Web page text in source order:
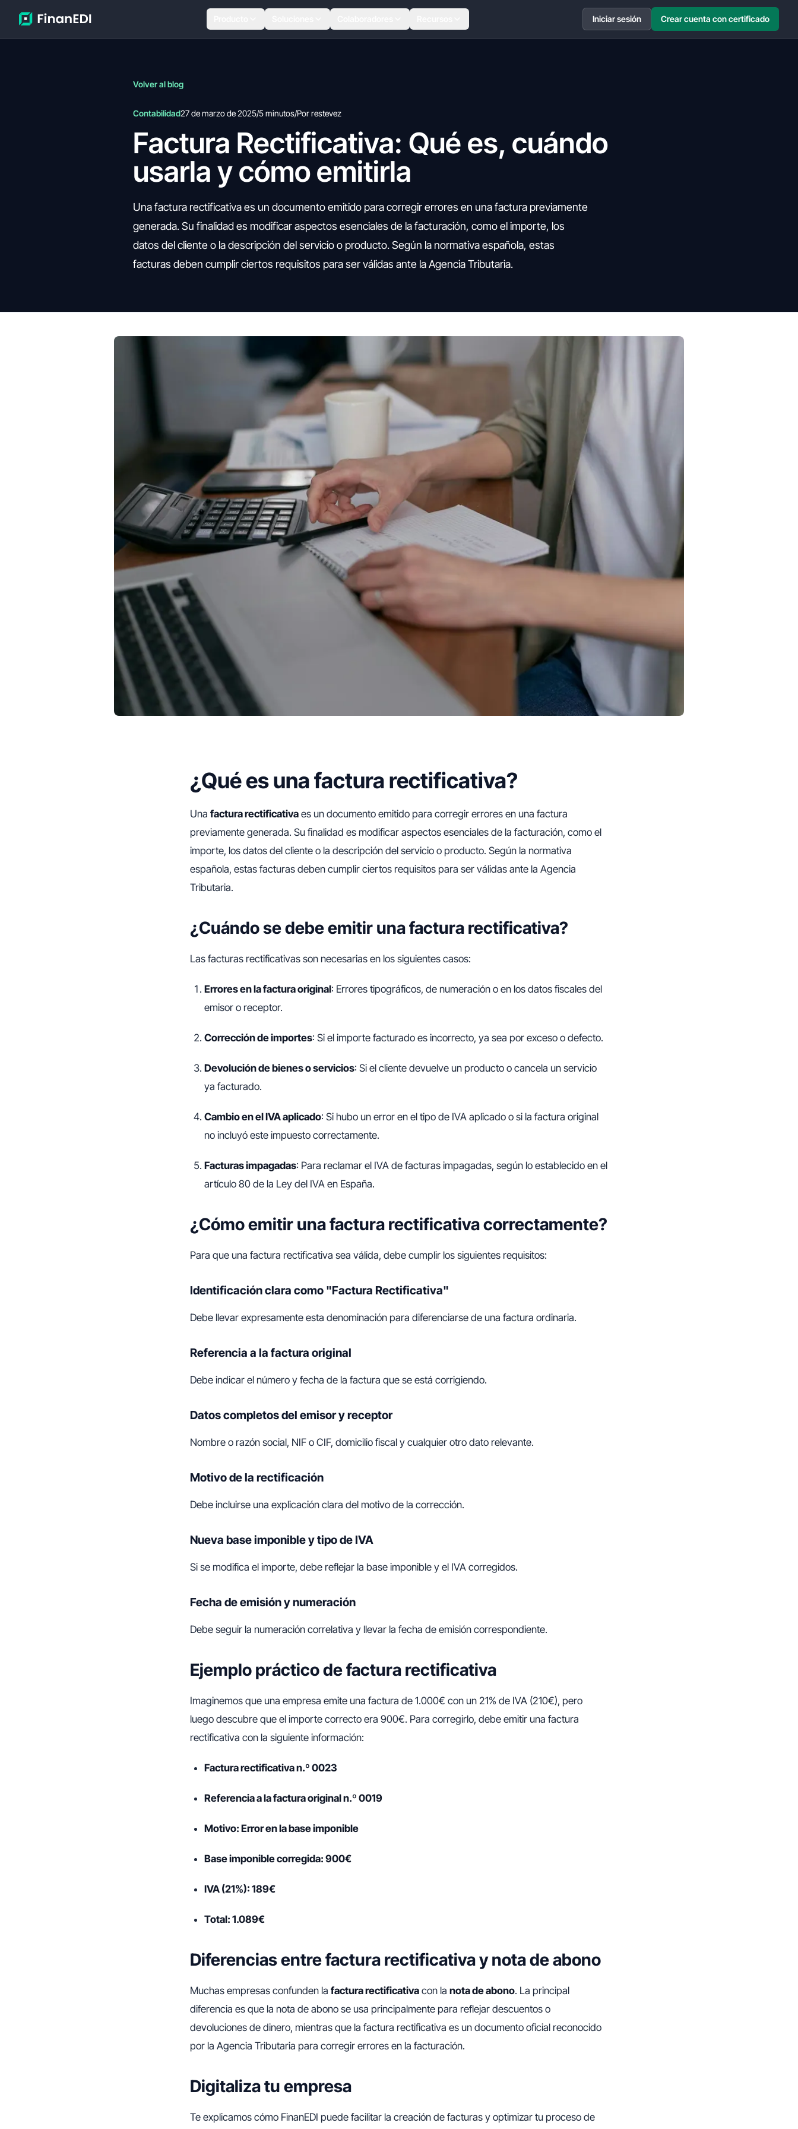
Iniciar sesión Crear cuenta con certificado
Volver al blog
Contabilidad27 de marzo de 2025/5 minutos/Por restevez
Factura Rectificativa: Qué es, cuándo
usarla y cómo emitirla
Una factura rectificativa es un documento emitido para corregir errores en una factura previamente
generada. Su finalidad es modificar aspectos esenciales de la facturación, como el importe, los
datos del cliente o la descripción del servicio o producto. Según la normativa española, estas
facturas deben cumplir ciertos requisitos para ser válidas ante la Agencia Tributaria.
¿Qué es una factura rectificativa?
Una factura rectificativa es un documento emitido para corregir errores en una factura
previamente generada. Su finalidad es modificar aspectos esenciales de la facturación, como el
importe, los datos del cliente o la descripción del servicio o producto. Según la normativa
española, estas facturas deben cumplir ciertos requisitos para ser válidas ante la Agencia
Tributaria.
¿Cuándo se debe emitir una factura rectificativa?
Las facturas rectificativas son necesarias en los siguientes casos:
Errores en la factura original: Errores tipográficos, de numeración o en los datos fiscales del
emisor o receptor.
Corrección de importes: Si el importe facturado es incorrecto, ya sea por exceso o defecto.
Devolución de bienes o servicios: Si el cliente devuelve un producto o cancela un servicio
ya facturado.
Cambio en el IVA aplicado: Si hubo un error en el tipo de IVA aplicado o si la factura original
no incluyó este impuesto correctamente.
Facturas impagadas: Para reclamar el IVA de facturas impagadas, según lo establecido en el
artículo 80 de la Ley del IVA en España.
¿Cómo emitir una factura rectificativa correctamente?
Para que una factura rectificativa sea válida, debe cumplir los siguientes requisitos:
Identificación clara como "Factura Rectificativa"
Debe llevar expresamente esta denominación para diferenciarse de una factura ordinaria.
Referencia a la factura original
Debe indicar el número y fecha de la factura que se está corrigiendo.
Datos completos del emisor y receptor
Nombre o razón social, NIF o CIF, domicilio fiscal y cualquier otro dato relevante.
Motivo de la rectificación
Debe incluirse una explicación clara del motivo de la corrección.
Nueva base imponible y tipo de IVA
Si se modifica el importe, debe reflejar la base imponible y el IVA corregidos.
Fecha de emisión y numeración
Debe seguir la numeración correlativa y llevar la fecha de emisión correspondiente.
Ejemplo práctico de factura rectificativa
Imaginemos que una empresa emite una factura de 1.000€ con un 21% de IVA (210€), pero
luego descubre que el importe correcto era 900€. Para corregirlo, debe emitir una factura
rectificativa con la siguiente información:
Factura rectificativa n.º 0023
Referencia a la factura original n.º 0019
Motivo: Error en la base imponible
Base imponible corregida: 900€
IVA (21%): 189€
Total: 1.089€
Diferencias entre factura rectificativa y nota de abono
Muchas empresas confunden la factura rectificativa con la nota de abono. La principal
diferencia es que la nota de abono se usa principalmente para reflejar descuentos o
devoluciones de dinero, mientras que la factura rectificativa es un documento oficial reconocido
por la Agencia Tributaria para corregir errores en la facturación.
Digitaliza tu empresa
Te explicamos cómo FinanEDI puede facilitar la creación de facturas y optimizar tu proceso de